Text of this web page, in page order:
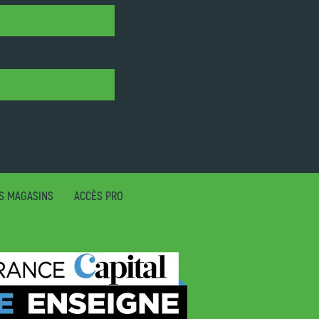
MAGASINS ACCÈS PRO